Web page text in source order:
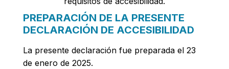
PREPARACIÓN DE LA PRESENTE
DECLARACIÓN DE ACCESIBILIDAD
La presente declaración fue preparada el 23
de enero de 2025.